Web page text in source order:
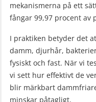
mekanismerna på ett
fångar 99,97 procent av
I praktiken betyder det
damm, djurhår,
fysiskt och fast. När vi
vi sett hur effektivt de
blir märkbart
minskar påtagligt.